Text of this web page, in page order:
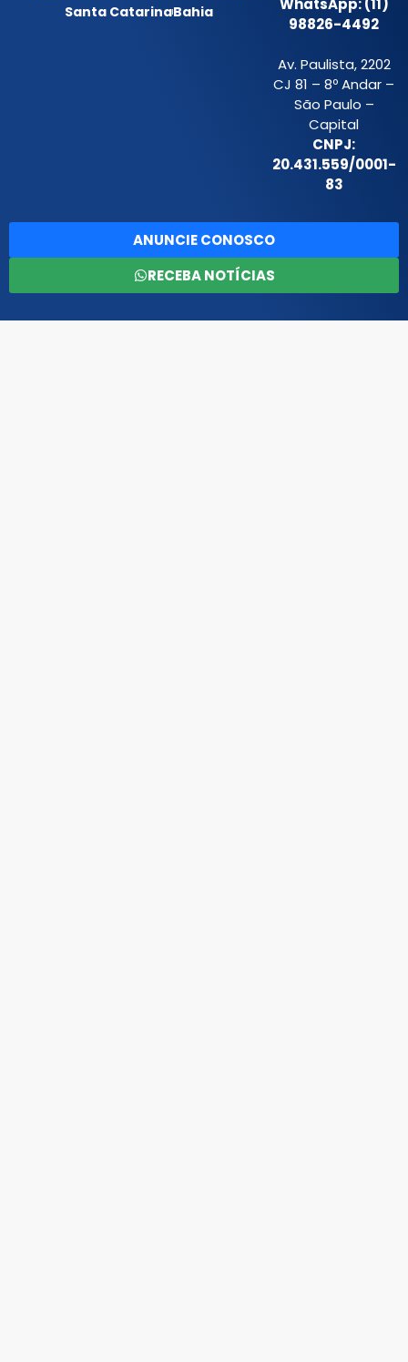
Santa CatarinaBahia
WhatsApp: (11)
98826-4492
Av. Paulista, 2202
CJ 81 – 8º Andar –
São Paulo –
Capital
CNPJ:
20.431.559/0001-
83
ANUNCIE CONOSCO
RECEBA NOTÍCIAS